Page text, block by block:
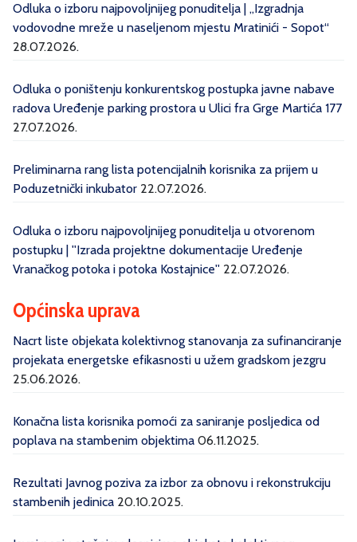
Odluka o izboru najpovoljnijeg ponuditelja | „Izgradnja
vodovodne mreže u naseljenom mjestu Mratinići - Sopot“
28.07.2026.
Odluka o poništenju konkurentskog postupka javne nabave
radova Uređenje parking prostora u Ulici fra Grge Martića 177
27.07.2026.
Preliminarna rang lista potencijalnih korisnika za prijem u
Poduzetnički inkubator 22.07.2026.
Odluka o izboru najpovoljnijeg ponuditelja u otvorenom
postupku | ''Izrada projektne dokumentacije Uređenje
Vranačkog potoka i potoka Kostajnice'' 22.07.2026.
Općinska uprava
Nacrt liste objekata kolektivnog stanovanja za sufinanciranje
projekata energetske efikasnosti u užem gradskom jezgru
25.06.2026.
Konačna lista korisnika pomoći za saniranje posljedica od
poplava na stambenim objektima 06.11.2025.
Rezultati Javnog poziva za izbor za obnovu i rekonstrukciju
stambenih jedinica 20.10.2025.